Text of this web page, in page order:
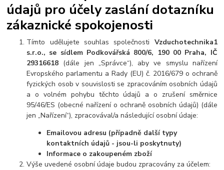
údajů pro účely zaslání dotazníku
zákaznické spokojenosti
Tímto udělujete souhlas společnosti Vzduchotechnika1
s.r.o., se sídlem Podkovářská 800/6, 190 00 Praha, IČ
29316618 (dále jen „Správce“), aby ve smyslu nařízení
Evropského parlamentu a Rady (EU) č. 2016/679 o ochraně
fyzických osob v souvislosti se zpracováním osobních údajů
a o volném pohybu těchto údajů a o zrušení směrnice
95/46/ES (obecné nařízení o ochraně osobních údajů) (dále
jen „Nařízení“), zpracovával/a následující osobní údaje:
Emailovou adresu (případně další typy
kontaktních údajů - jsou-li poskytnuty)
Informace o zakoupeném zboží
Výše uvedené osobní údaje budou zpracovány za účelem: